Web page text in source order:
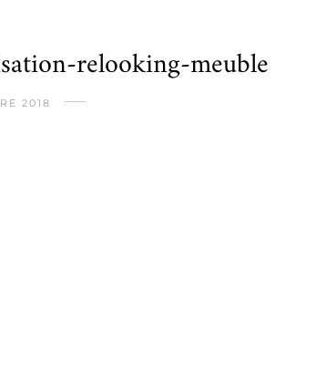
relooking-meuble
2018